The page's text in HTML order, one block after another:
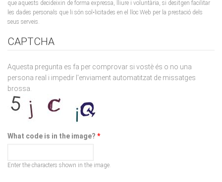
seus serveis.
persona real i impedir l'enviament automatitzat de missatges
brossa.
What code is in the image?